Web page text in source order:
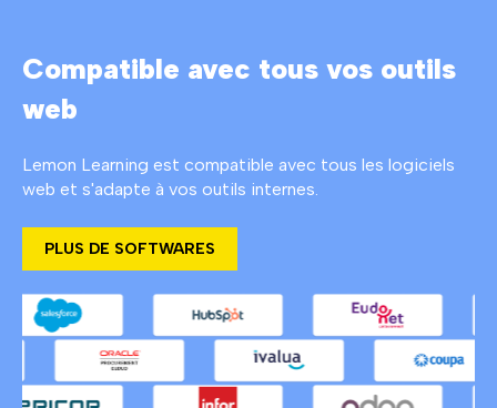
Compatible avec tous vos outils
web
Lemon Learning est compatible avec tous les logiciels
web et s'adapte à vos outils internes.
PLUS DE SOFTWARES